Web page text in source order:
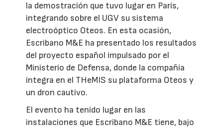
la demostración que tuvo lugar en París,
integrando sobre el UGV su sistema
electroóptico Oteos. En esta ocasión,
Escribano M&E ha presentado los resultados
del proyecto español impulsado por el
Ministerio de Defensa, donde la compañía
integra en el THeMIS su plataforma Oteos y
un dron cautivo.
El evento ha tenido lugar en las
instalaciones que Escribano M&E tiene, bajo